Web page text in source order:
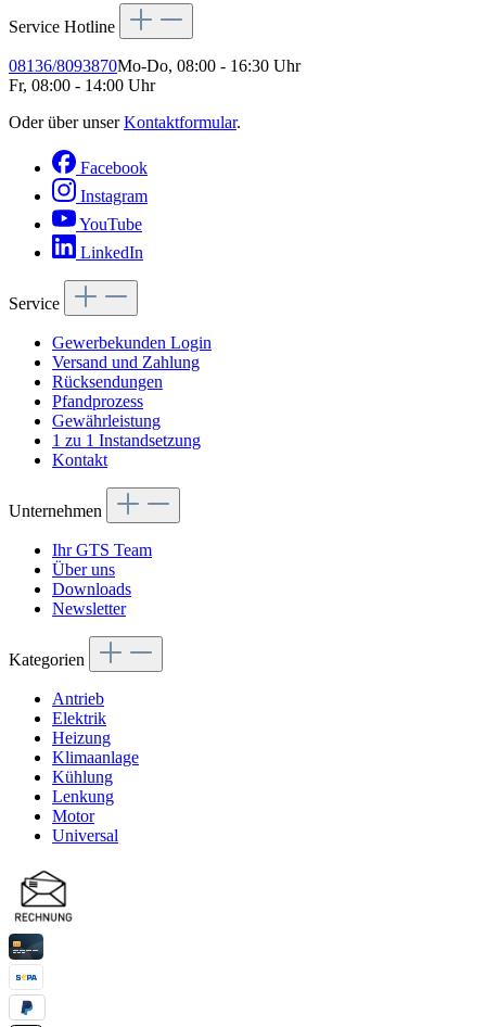
Service Hotline
08136/8093870Mo-Do, 08:00 - 16:30 Uhr
Fr, 08:00 - 14:00 Uhr
Oder über unserKontaktformular.
Facebook
Instagram
YouTube
LinkedIn
Service
Gewerbekunden Login
Versand und Zahlung
Rücksendungen
Pfandprozess
Gewährleistung
1 zu 1 Instandsetzung
Kontakt
Unternehmen
Ihr GTS Team
Über uns
Downloads
Newsletter
Kategorien
Antrieb
Elektrik
Heizung
Klimaanlage
Kühlung
Lenkung
Motor
Universal